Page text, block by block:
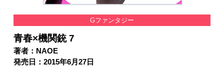
Gファンタジー
青春×機関銃 7
著者：NAOE
発売日：2015年6月27日